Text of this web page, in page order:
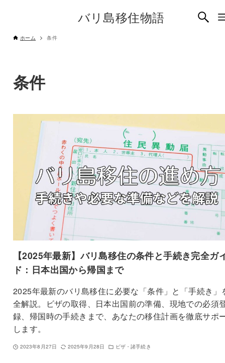
バリ島移住物語
ホーム 条件
条件
【2025年最新】バリ島移住の条件と手続き完全ガ
ド：日本出国から帰国まで
2025年最新のバリ島移住に必要な「条件」と「手続き」
全解説。ビザの取得、日本出国前の準備、現地での必須
録、帰国時の手続きまで、あなたの移住計画を徹底サポ
します。
2023年8月27日 2025年9月28日 ビザ・諸手続き